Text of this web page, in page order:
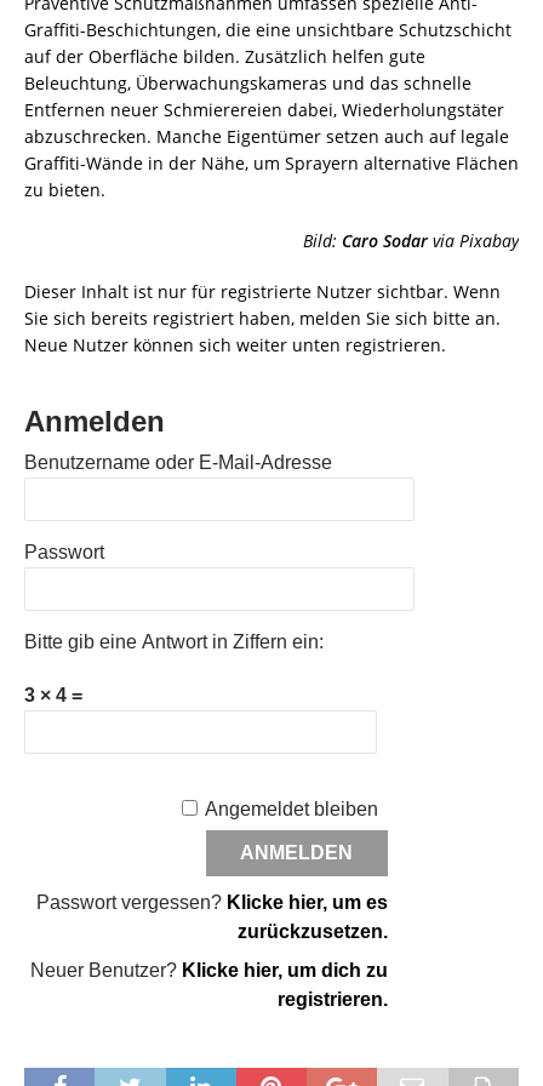
Graffiti-Beschichtungen, die eine unsichtbare Schutzschicht
auf der Oberfläche bilden. Zusätzlich helfen gute
Beleuchtung, Überwachungskameras und das schnelle
Entfernen neuer Schmierereien dabei, Wiederholungstäter
abzuschrecken. Manche Eigentümer setzen auch auf legale
Graffiti-Wände in der Nähe, um Sprayern alternative Flächen
zu bieten.
Bild: Caro Sodar via Pixabay
Dieser Inhalt ist nur für registrierte Nutzer sichtbar. Wenn
Sie sich bereits registriert haben, melden Sie sich bitte an.
Neue Nutzer können sich weiter unten registrieren.
Anmelden
Benutzername oder E-Mail-Adresse
Passwort
Bitte gib eine Antwort in Ziffern ein:
3 × 4 =
Angemeldet bleiben
Passwort vergessen? Klicke hier, um es
zurückzusetzen.
Neuer Benutzer? Klicke hier, um dich zu
registrieren.